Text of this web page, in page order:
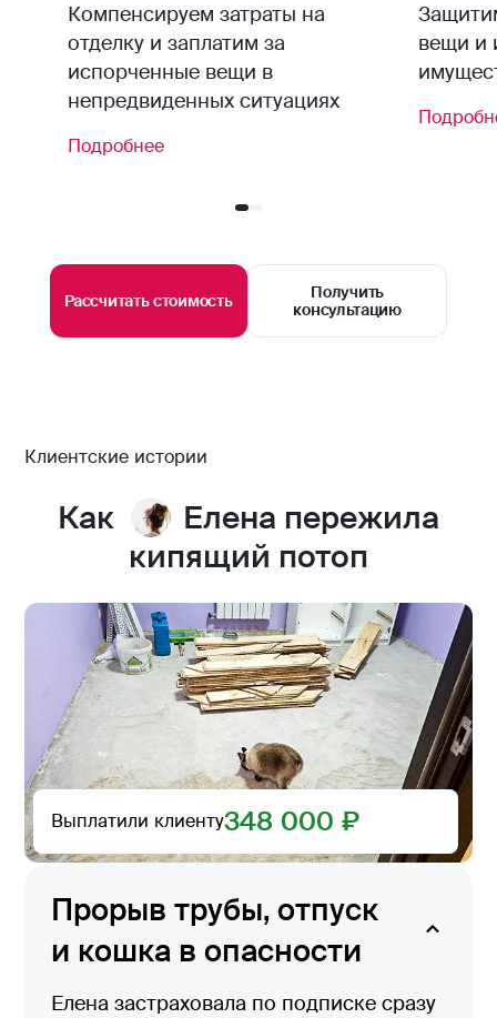
Компенсируем затраты на
отделку и заплатим за
испорченные вещи в
непредвиденных ситуациях
Подробнее
вещи и
Рассчитать стоимость
Получить
консультацию
Клиентские истории
Как
Елена пережила
кипящий потоп
Выплатили клиенту348 000 ₽
Прорыв трубы, отпуск
и кошка в опасности
Елена застраховала по подписке сразу